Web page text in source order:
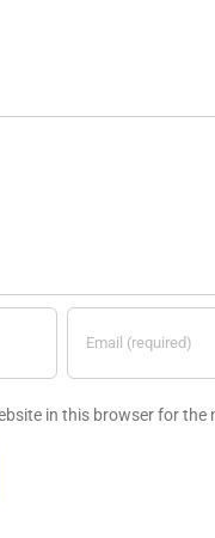
in this browser for the